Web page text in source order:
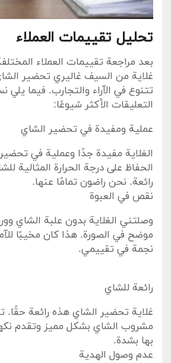
تحليل ⁤تقييمات العملاء
بعد ⁣مراجعة تقييمات العملاء
غلاية من السيف غاليري تحضير
تتنوع في الآراء‍ والتجارب. فيما
التعليقات الأكثر شيوعًا:
عملية ومفيدة⁤ في تحضير الشاي
الغلاية مفيدة جدًا وعملية في​
الحفاظ على⁣ درجة⁣ الحرارة ​المثالية‌
رائعة. نحن راضون تمامًا عنها.
نقص في العبوة
وصلتني الغلاية بدون علبة ⁤الشاي
موضح في الصورة. هذا كان مخيبًا
نجمة في تقييمي.
رائعة للشاي
غلاية تحضير⁤ الشاي هذه ⁢رائعة
مشروب الشاي⁤ بشكل ​مميز وتقدم
بها بشدة.
عدم وصول الهدية